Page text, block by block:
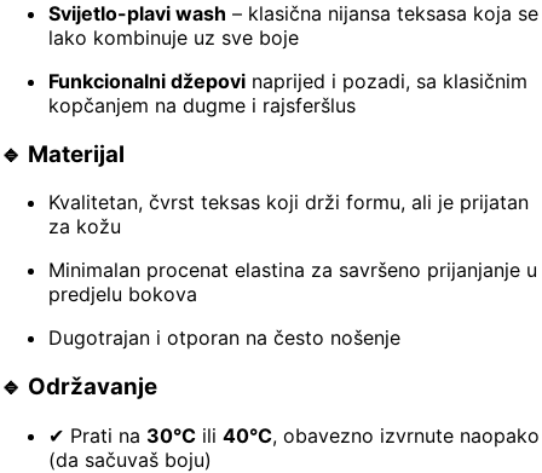
Svijetlo-plavi wash – klasična nijansa teksasa koja se
lako kombinuje uz sve boje
Funkcionalni džepovi naprijed i pozadi, sa klasičnim
kopčanjem na dugme i rajsferšlus
🔹 Materijal
Kvalitetan, čvrst teksas koji drži formu, ali je prijatan
za kožu
Minimalan procenat elastina za savršeno prijanjanje u
predjelu bokova
Dugotrajan i otporan na često nošenje
🔹 Održavanje
✔ Prati na 30°C ili 40°C, obavezno izvrnute naopako
(da sačuvaš boju)